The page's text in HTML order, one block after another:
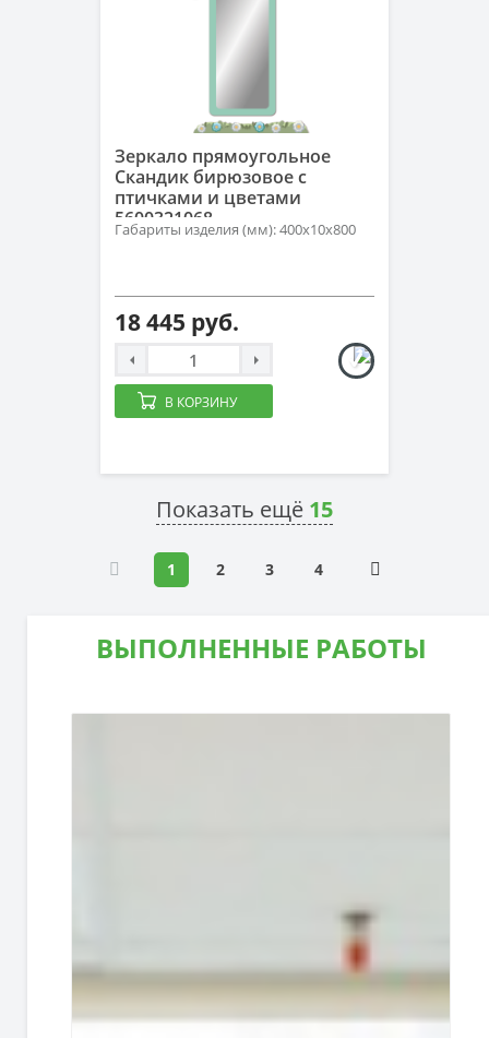
Зеркало прямоугольное
Скандик бирюзовое с
птичками и цветами
5600321068
Габариты изделия (мм): 400х10х800
18 445 руб.
В КОРЗИНУ
Показать ещё 15
1 2 3 4
ВЫПОЛНЕННЫЕ РАБОТЫ